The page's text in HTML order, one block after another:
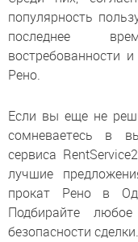
популярность
последнее
востребованности
Рено.
Если вы еще не
сомневаетесь в
сервиса
лучшие
прокат Рено в
Подбирайте
безопасности сделки.